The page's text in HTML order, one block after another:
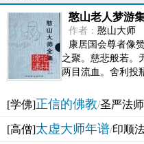
憨山老人梦游
作者： 憨山大师
康居国会尊者
之聚。慈悲般若。
两目流血。舍利投
[学佛]正信的佛教/圣严法师
[高僧]太虚大师年谱/印顺